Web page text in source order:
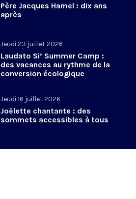
Père Jacques Hamel : dix ans
après
Jeudi 23 juillet 2026
Laudato Si’ Summer Camp :
des vacances au rythme de la
conversion écologique
Jeudi 16 juillet 2026
Joëlette chantante : des
sommets accessibles à tous